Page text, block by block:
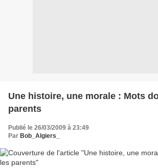
Une histoire, une morale : Mots
parents
Publié le 26/03/2009 à 23:49
Par Bob_Algiers_